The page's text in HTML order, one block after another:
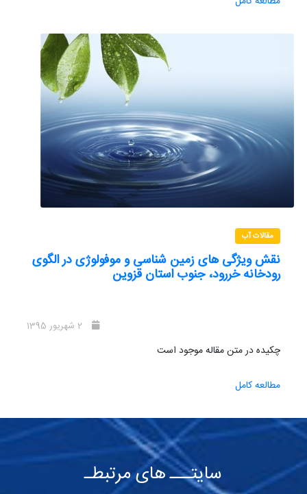
مقالات آب
نقش ویژگی های زمین شناسی و موفولوژی در الگوی
رودخانه خررود، جنوب استان قزوین
چکیده در متن مقاله موجود است
مطالعه کامل
سایتـــ های مرتبطـ